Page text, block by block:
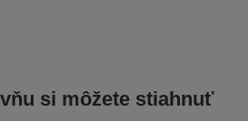
si môžete stiahnuť